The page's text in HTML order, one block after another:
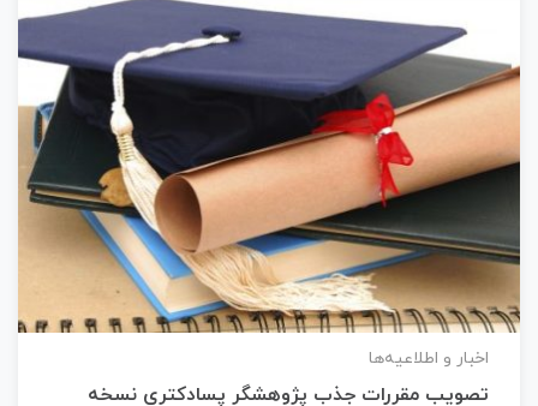
اخبار و اطلاعیه‌ها
تصویب مقررات جذب پژوهشگر پسادکتری نسخه